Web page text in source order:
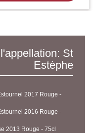
St
Estèphe
2017 Rouge -
2016 Rouge -
2013 Rouge - 75cl